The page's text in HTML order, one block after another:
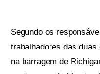
Segundo os
trabalhadores das
na barragem de